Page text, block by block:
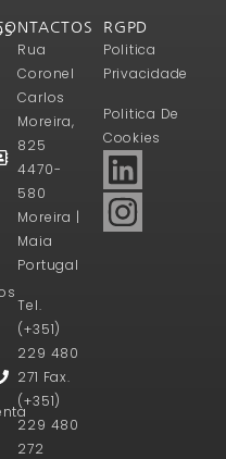
Rua
Coronel
Carlos
Moreira,
825
4470-
580
Moreira |
Maia
Portugal
Tel.
(+351)
229 480
271 Fax.
(+351)
229 480
272
RGPD
Politica
Privacidade
Politica De
Cookies